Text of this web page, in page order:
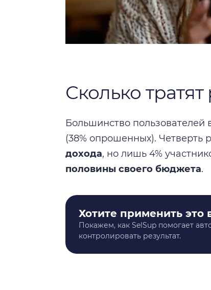
Сколько
Большинство пользователей
(38% опрошенных). Четверть
дохода, но лишь 4%
половины своего бюджета.
Хотите применить это
Покажем, как SelSup помогает
контролировать результат.